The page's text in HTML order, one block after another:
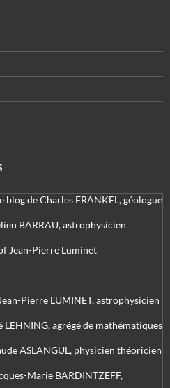
blog de Charles FRANKEL, géologue
BARRAU, astrophysicien
Jean-Pierre Luminet
Pierre LUMINET, astrophysicien
agrégé de mathématiques
ASLANGUL, physicien théoricien
Marie BARDINTZEFF,